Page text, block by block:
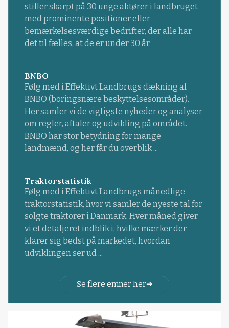
stiller skarpt på 30 unge aktører i landbruget
med prominente positioner eller
bemærkelsesværdige bedrifter, der alle har
det til fælles, at de er under 30 år.
BNBO
Følg med i Effektivt Landbrugs dækning af
BNBO (boringsnære beskyttelsesområder).
Her samler vi de vigtigste nyheder og analyser
om regler, aftaler og udvikling på området.
BNBO har stor betydning for mange
landmænd, og her får du overblik ...
Traktorstatistik
Følg med i Effektivt Landbrugs månedlige
traktorstatistik, hvor vi samler de nyeste tal for
solgte traktorer i Danmark. Hver måned giver
vi et detaljeret indblik i, hvilke mærker der
klarer sig bedst på markedet, hvordan
udviklingen ser ud ...
Se flere emner her